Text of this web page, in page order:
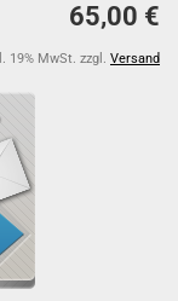
65,00 €
19% MwSt. zzgl. Versand